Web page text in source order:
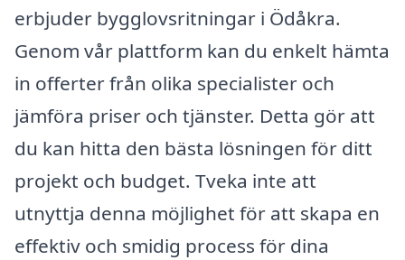
erbjuder bygglovsritningar i Ödåkra.
Genom vår plattform kan du enkelt hämta
in offerter från olika specialister och
jämföra priser och tjänster. Detta gör att
du kan hitta den bästa lösningen för ditt
projekt och budget. Tveka inte att
utnyttja denna möjlighet för att skapa en
effektiv och smidig process för dina